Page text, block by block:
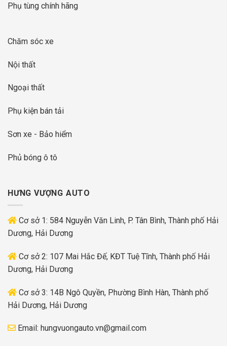
Phụ tùng chính hãng
Chăm sóc xe
Nội thất
Ngoại thất
Phụ kiện bán tải
Sơn xe - Bảo hiểm
Phủ bóng ô tô
HƯNG VƯỢNG AUTO
Cơ sở 1: 584 Nguyễn Văn Linh, P. Tân Bình, Thành phố Hải
Dương, Hải Dương
Cơ sở 2: 107 Mai Hắc Đế, KĐT Tuệ Tĩnh, Thành phố Hải
Dương, Hải Dương
Cơ sở 3: 14B Ngô Quyền, Phường Bình Hàn, Thành phố
Hải Dương, Hải Dương
Email: hungvuongauto.vn@gmail.com